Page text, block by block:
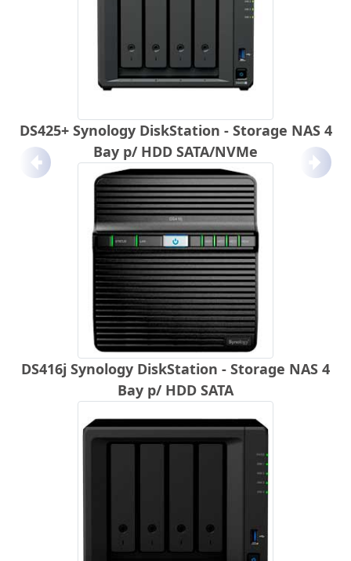
DS425+ Synology DiskStation - Storage NAS 4
Bay p/ HDD SATA/NVMe
DS416j Synology DiskStation - Storage NAS 4
Bay p/ HDD SATA
Anterior